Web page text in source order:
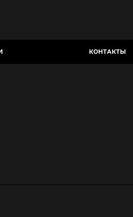
КОНТАКТЫ